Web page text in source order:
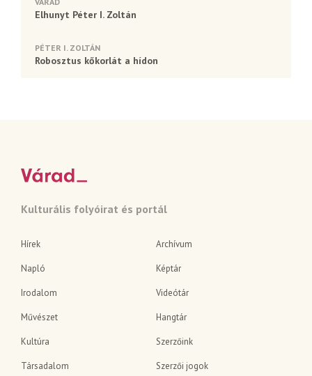
Elhunyt Péter I. Zoltán
PÉTER I. ZOLTÁN
Robosztus kőkorlát a hídon
Kulturális folyóirat és portál
Hírek
Napló
Irodalom
Művészet
Kultúra
Társadalom
Archívum
Képtár
Videótár
Hangtár
Szerzőink
Szerzői jogok